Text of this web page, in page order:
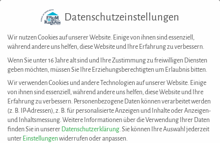
gefunden
Diese Best Practice wurde eingereicht von:
Lettischer Kulturverein SAIME e. V.
Datenschutzeinstellungen
Wir nutzen Cookies auf unserer Website. Einige von ihnen sind essenziell,
während andere uns helfen, diese Website und Ihre Erfahrung zu verbessern.
Wenn Sie unter 16 Jahre alt sind und Ihre Zustimmung zu freiwilligen Diensten
geben möchten, müssen Sie Ihre Erziehungsberechtigten um Erlaubnis bitten.
Wir verwenden Cookies und andere Technologien auf unserer Website. Einige
von ihnen sind essenziell, während andere uns helfen, diese Website und Ihre
Erfahrung zu verbessern. Personenbezogene Daten können verarbeitet werden
(z. B. IP-Adressen), z. B. für personalisierte Anzeigen und Inhalte oder Anzeigen-
und Inhaltsmessung. Weitere Informationen über die Verwendung Ihrer Daten
finden Sie in unserer Datenschutzerklärung. Sie können Ihre Auswahl jederzeit
unter Einstellungenwiderrufen oder anpassen.